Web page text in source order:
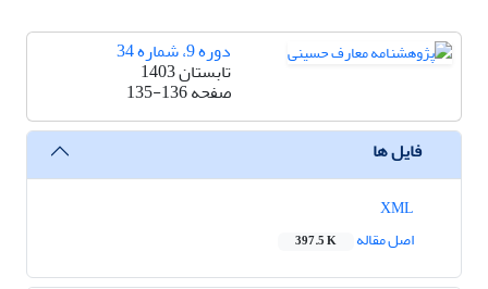
دوره 9، شماره 34
تابستان 1403
صفحه135-136
فایل ها
اصل مقاله
397.5 K